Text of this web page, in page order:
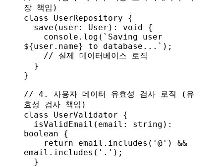
장 책임)
class
UserRepository {
  save
( user : User ): void {
    console
. log (
${user . name} to database...` );
    // 실제 데이터베이스 로직
  }
}
// 4. 사용자 데이터 유효성 검사 로직 (유
효성 검사 책임)
class
UserValidator {
  isValidEmail
( email : string
boolean {
    return
email . includes ( '@'
email . includes ( '.' );
  }